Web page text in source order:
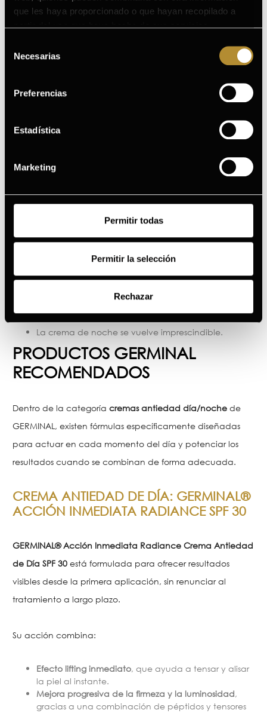
que les haya proporcionado o que hayan recopilado a
partir del uso que haya hecho de sus servicios.
siguiente enlace
Necesarias
Preferencias
Estadística
Marketing
Permitir todas
Permitir la selección
Rechazar
LA EDAD DE LA PIEL
No todas las pieles envejecen igual ni al mismo ritmo, por
edad:
A PARTIR DE LOS 30
Cremas ligeras de día y fórmulas reparadoras suaves
A PARTIR DE LOS 40
Introduce activos reafirmantes y regeneradores.
La combinación día/noche empieza a ser clave.
A PARTIR DE LOS 50
firmeza.
La crema de noche se vuelve imprescindible.
PRODUCTOS GERMINAL
RECOMENDADOS
Dentro de la categoría cremas antiedad día/nochede
GERMINAL, existen fórmulas específicamente diseñadas
para actuar en cada momento del día y potenciar los
resultados cuando se combinan de forma adecuada.
CREMA ANTIEDAD DE DÍA: GERMINAL®
ACCIÓN INMEDIATA RADIANCE SPF 30
GERMINAL® Acción Inmediata Radiance Crema Antiedad
de Día SPF 30está formulada para ofrecer resultados
visibles desde la primera aplicación, sin renunciar al
tratamiento a largo plazo.
Su acción combina:
Efecto lifting inmediato, que ayuda a tensar y alisar
la piel al instante.
Mejora progresiva de la firmeza y la luminosidad,
gracias a una combinación de péptidos y tensores